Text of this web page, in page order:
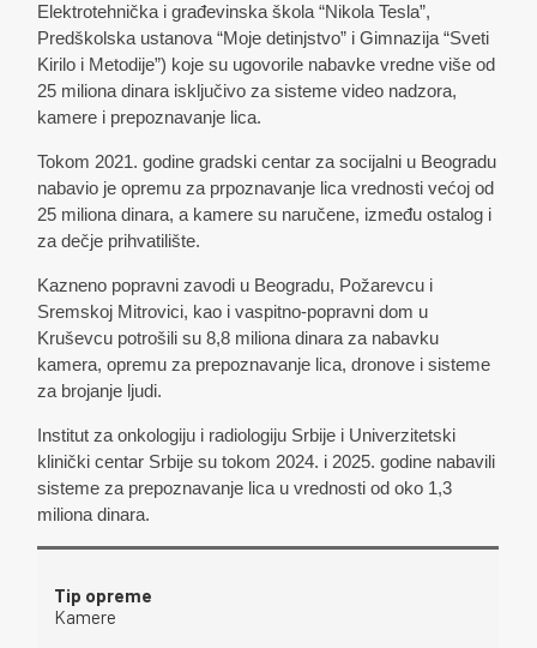
Elektrotehnička i građevinska škola “Nikola Tesla”,
Predškolska ustanova “Moje detinjstvo” i Gimnazija “Sveti
Kirilo i Metodije”) koje su ugovorile nabavke vredne više od
25 miliona dinara isključivo za sisteme video nadzora,
kamere i prepoznavanje lica.
Tokom 2021. godine gradski centar za socijalni u Beogradu
nabavio je opremu za prpoznavanje lica vrednosti većoj od
25 miliona dinara, a kamere su naručene, između ostalog i
za dečje prihvatilište.
Kazneno popravni zavodi u Beogradu, Požarevcu i
Sremskoj Mitrovici, kao i vaspitno-popravni dom u
Kruševcu potrošili su 8,8 miliona dinara za nabavku
kamera, opremu za prepoznavanje lica, dronove i sisteme
za brojanje ljudi.
Institut za onkologiju i radiologiju Srbije i Univerzitetski
klinički centar Srbije su tokom 2024. i 2025. godine nabavili
sisteme za prepoznavanje lica u vrednosti od oko 1,3
miliona dinara.